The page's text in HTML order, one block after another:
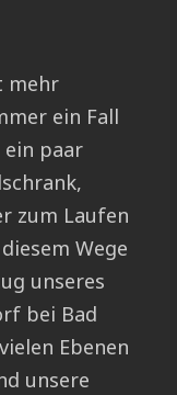
mehr
ein Fall
paar
zum Laufen
Wege
unseres
bei Bad
Ebenen
unsere